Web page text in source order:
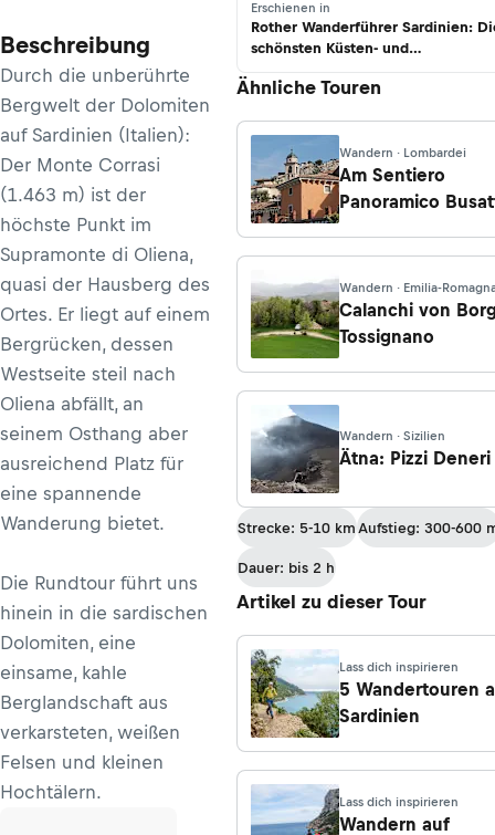
Beschreibung
Durch die unberührte
Bergwelt der Dolomiten
auf Sardinien (Italien):
Der Monte Corrasi
(1.463 m) ist der
höchste Punkt im
Supramonte di Oliena,
quasi der Hausberg des
Ortes. Er liegt auf einem
Bergrücken, dessen
Westseite steil nach
Oliena abfällt, an
seinem Osthang aber
ausreichend Platz für
eine spannende
Wanderung bietet.
Die Rundtour führt uns
hinein in die sardischen
Dolomiten, eine
einsame, kahle
Berglandschaft aus
verkarsteten, weißen
Felsen und kleinen
Hochtälern.
Erschienen in
Rother Wanderführer Sardinien:
schönsten Küsten- und
Bergwanderungen
Ähnliche Touren
Wandern · Lombardei
Am Sentiero
Panoramico
Wandern · Emilia-
Calanchi von
Tossignano
Wandern · Sizilien
Ätna: Pizzi Deneri
Strecke: 5-10 km Aufstieg: 300-600
Dauer: bis 2 h
Artikel zu dieser Tour
Lass dich inspirieren
5 Wandertouren
Sardinien
Lass dich inspirieren
Wandern auf